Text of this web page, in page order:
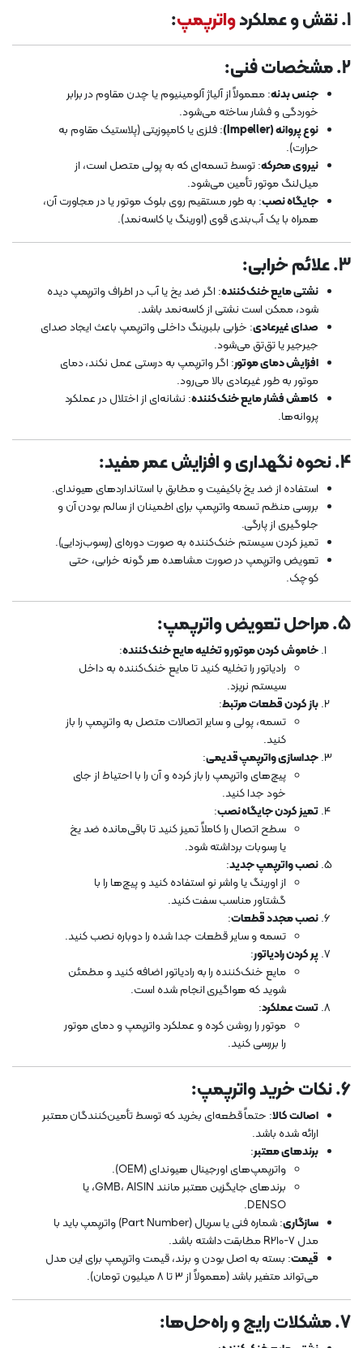
1. نقش و عملکردواترپمپ:
2. مشخصات فنی:
جنس بدنه: معمولاً از آلیاژ آلومینیوم یا چدن مقاوم در برابر
خوردگی و فشار ساخته می‌شود.
نوع پروانه (Impeller)
: فلزی یا کامپوزیتی (پلاستیک مقاوم به
حرارت).
نیروی محرکه: توسط تسمه‌ای که به پولی متصل است، از
میل‌لنگ موتور تأمین می‌شود.
جایگاه نصب: به طور مستقیم روی بلوک موتور یا در مجاورت آن،
همراه با یک آب‌بندی قوی (اورینگ یا کاسه‌نمد).
3. علائم خرابی:
نشتی مایع خنک‌کننده: اگر ضد یخ یا آب در اطراف واترپمپ دیده
شود، ممکن است نشتی از کاسه‌نمد باشد.
صدای غیرعادی: خرابی بلبرینگ داخلی واترپمپ باعث ایجاد صدای
جیرجیر یا تق‌تق می‌شود.
افزایش دمای موتور: اگر واترپمپ به درستی عمل نکند، دمای
موتور به طور غیرعادی بالا می‌رود.
کاهش فشار مایع خنک‌کننده: نشانه‌ای از اختلال در عملکرد
پروانه‌ها.
4. نحوه نگهداری و افزایش عمر مفید:
استفاده از ضد یخ باکیفیت و مطابق با استانداردهای هیوندای.
بررسی منظم تسمه واترپمپ برای اطمینان از سالم بودن آن و
جلوگیری از پارگی.
تمیز کردن سیستم خنک‌کننده به صورت دوره‌ای (رسوب‌زدایی).
تعویض واترپمپ در صورت مشاهده هر گونه خرابی، حتی
کوچک.
5. مراحل تعویض واترپمپ:
خاموش کردن موتور و تخلیه مایع خنک‌کننده:
رادیاتور را تخلیه کنید تا مایع خنک‌کننده به داخل
سیستم نریزد.
باز کردن قطعات مرتبط:
تسمه، پولی و سایر اتصالات متصل به واترپمپ را باز
کنید.
جداسازی واترپمپ قدیمی:
پیچ‌های واترپمپ را باز کرده و آن را با احتیاط از جای
خود جدا کنید.
تمیز کردن جایگاه نصب:
سطح اتصال را کاملاً تمیز کنید تا باقی‌مانده ضد یخ
یا رسوبات برداشته شود.
نصب واترپمپ جدید:
از اورینگ یا واشر نو استفاده کنید و پیچ‌ها را با
گشتاور مناسب سفت کنید.
نصب مجدد قطعات:
تسمه و سایر قطعات جدا شده را دوباره نصب کنید.
پر کردن رادیاتور:
مایع خنک‌کننده را به رادیاتور اضافه کنید و مطمئن
شوید که هواگیری انجام شده است.
تست عملکرد:
موتور را روشن کرده و عملکرد واترپمپ و دمای موتور
را بررسی کنید.
6. نکات خرید واترپمپ:
اصالت کالا: حتماً قطعه‌ای بخرید که توسط تأمین‌کنندگان معتبر
ارائه شده باشد.
برندهای معتبر:
واترپمپ‌های اورجینال هیوندای (OEM).
برندهای جایگزین معتبر مانند GMB، AISIN، یا
DENSO.
سازگاری
: شماره فنی یا سریال (Part Number) واترپمپ باید با
مدل R210-7 مطابقت داشته باشد.
قیمت: بسته به اصل بودن و برند، قیمت واترپمپ برای این مدل
می‌تواند متغیر باشد (معمولاً از 3 تا 8 میلیون تومان).
7. مشکلات رایج و راه‌حل‌ها: